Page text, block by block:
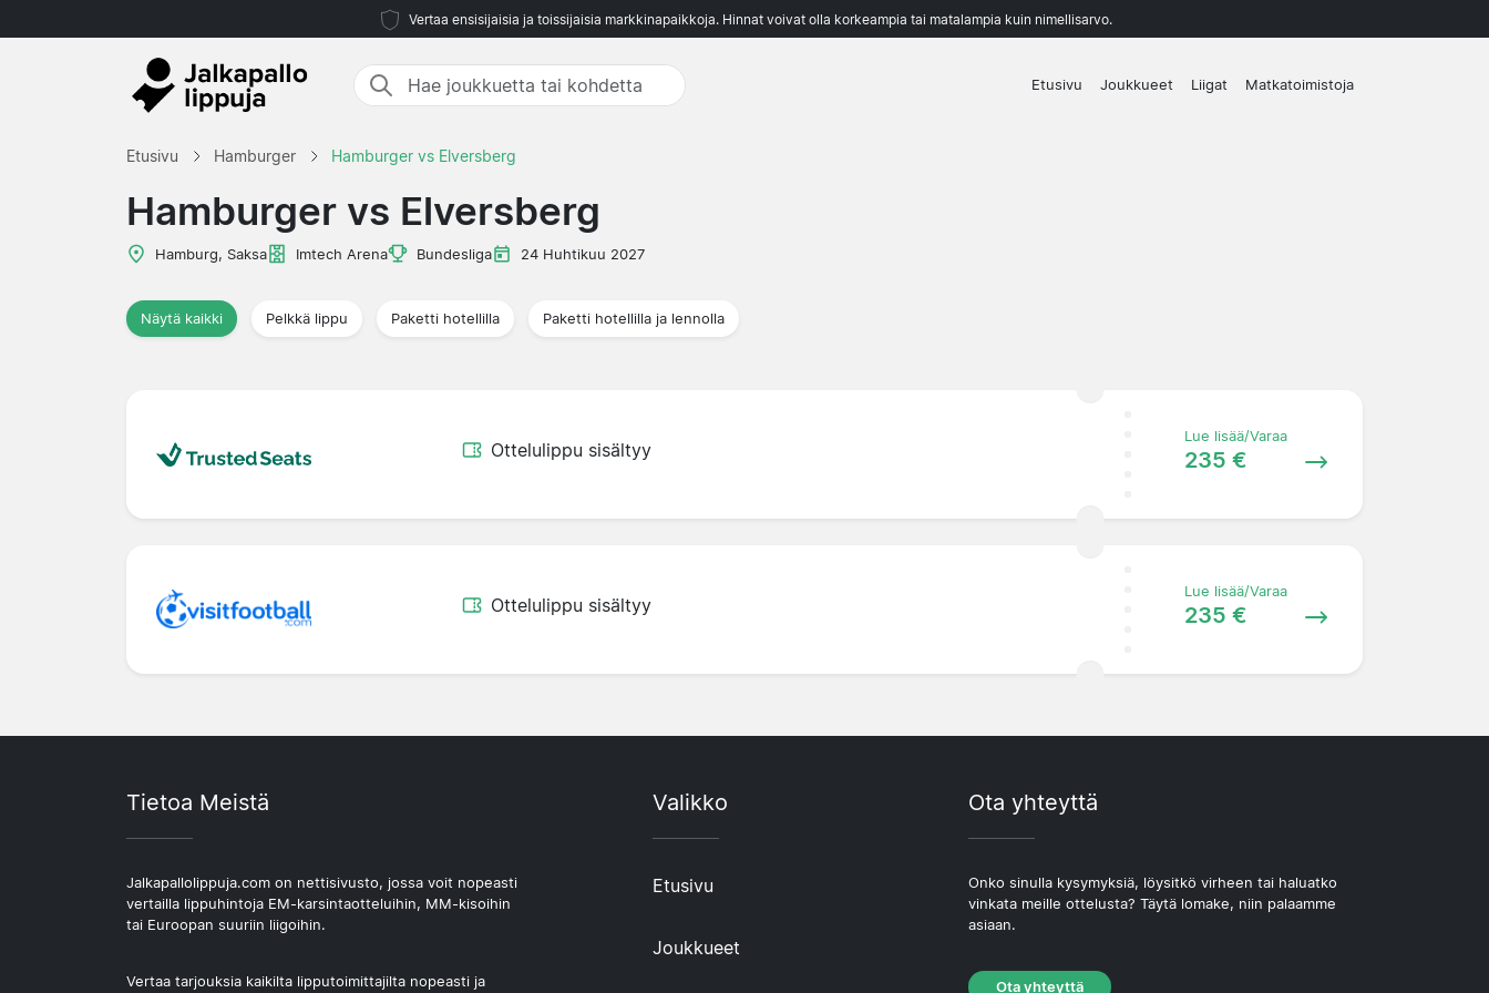
Vertaa ensisijaisia ja toissijaisia markkinapaikkoja. Hinnat voivat olla korkeampia tai matalampia kuin nimellisarvo.
Etusivu Joukkueet Liigat Matkatoimistoja
Etusivu Hamburger Hamburger vs Elversberg
Hamburger vs Elversberg
Hamburg, Saksa Imtech Arena Bundesliga 24 Huhtikuu 2027
Näytä kaikki Pelkkä lippu Paketti hotellilla Paketti hotellilla ja lennolla
Ottelulippu sisältyy
Lue lisää/Varaa
235 €
Ottelulippu sisältyy
Lue lisää/Varaa
235 €
Tietoa Meistä
Jalkapallolippuja.com on nettisivusto, jossa voit nopeasti
vertailla lippuhintoja EM-karsintaotteluihin, MM-kisoihin
tai Euroopan suuriin liigoihin.
Vertaa tarjouksia kaikilta lipputoimittajilta nopeasti ja
Valikko
Etusivu
Joukkueet
Ota yhteyttä
Onko sinulla kysymyksiä, löysitkö virheen tai haluatko
vinkata meille ottelusta? Täytä lomake, niin palaamme
asiaan.
Ota yhteyttä